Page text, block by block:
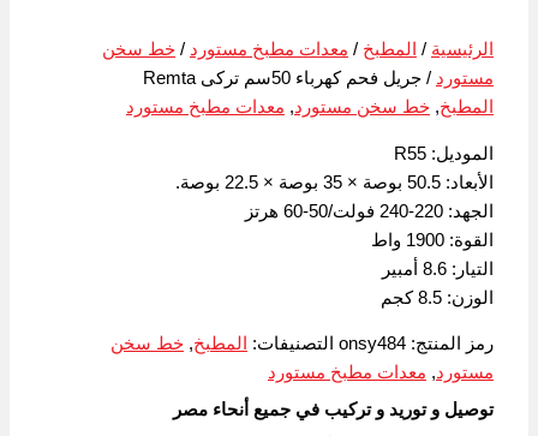
الرئيسية / المطبخ / معدات مطبخ مستورد /خط سخن
مستورد / جريل فحم كهرباء 50سم تركى Remta
المطبخ,خط سخن مستورد, معدات مطبخ مستورد
الموديل: R55
الأبعاد: 50.5 بوصة × 35 بوصة × 22.5 بوصة.
الجهد: 220-240 فولت/50-60 هرتز
القوة: 1900 واط
التيار: 8.6 أمبير
الوزن: 8.5 كجم
رمز المنتج:onsy484 التصنيفات: المطبخ,خط سخن
مستورد, معدات مطبخ مستورد
توصيل و توريد و تركيب في جميع أنحاء مصر